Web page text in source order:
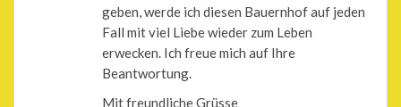
geben, werde ich diesen Bauernhof auf jeden
Fall mit viel Liebe wieder zum Leben
erwecken. Ich freue mich auf Ihre
Beantwortung.
Mit freundliche Grüsse